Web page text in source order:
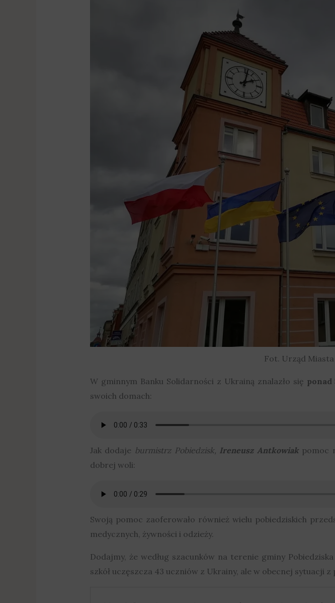
Fot. Urząd
W gminnym Banku Solidarności z Ukrainą znalazło się
swoich domach:
Jak dodaje burmistrz Pobiedzisk, Ireneusz Antkowiakpomoc
dobrej woli:
Swoją pomoc zaoferowało również wielu pobiedziskich
medycznych, żywności i odzieży.
Dodajmy, że według szacunków na terenie gminy
szkół uczęszcza 43 uczniów z Ukrainy, ale w obecnej sytuacji z